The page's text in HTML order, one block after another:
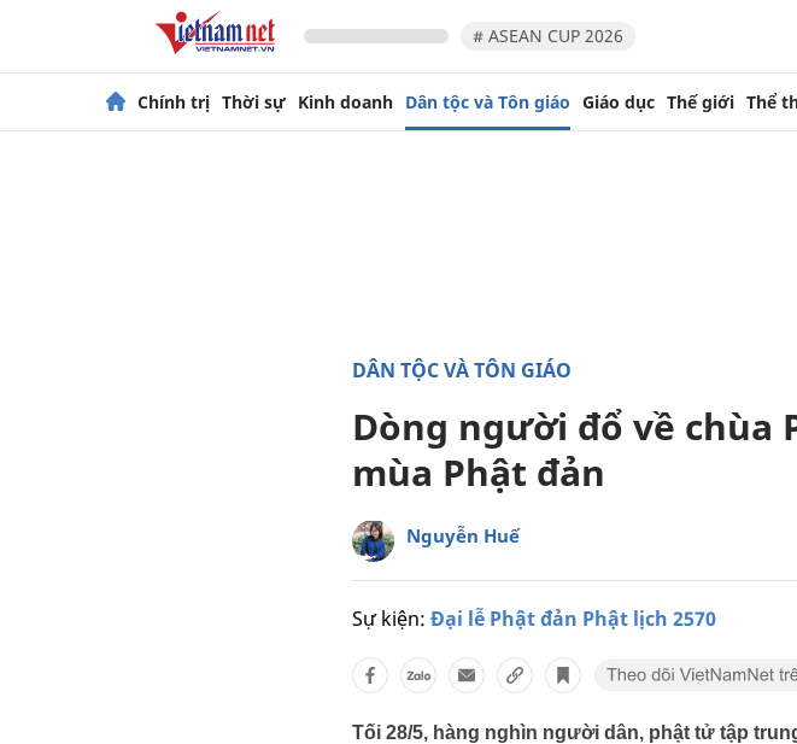
# ASEAN CUP 2026
Chính trị Thời sự Kinh doanh Dân tộc và Tôn giáo Giáo dục Thế giới Thể
DÂN TỘC VÀ TÔN GIÁO
Dòng người đổ về chùa
mùa Phật đản
Nguyễn Huế
Sự kiện: Đại lễ Phật đản Phật lịch 2570
Tối 28/5, hàng nghìn người dân, phật tử tập